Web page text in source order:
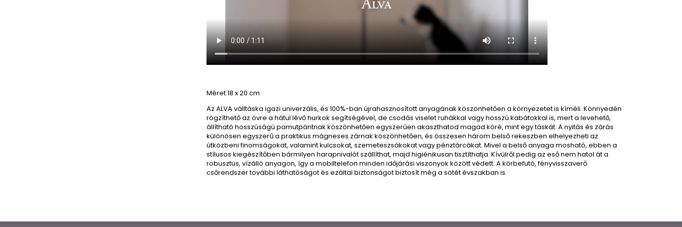
Méret:18 x 20 cm
Az ALVA válltáska igazi univerzális, és 100%-ban újrahasznosított anyagának köszönhetően a környezetet is kíméli. Könnyedén
rögzíthető az övre a hátul lévő hurkok segítségével, de csodás viselet ruhákkal vagy hosszú kabátokkal is, mert a levehető,
állítható hosszúságú pamutpántnak köszönhetően egyszerűen akaszthatod magad köré, mint egy táskát. A nyitás és zárás
különösen egyszerű a praktikus mágneses zárnak köszönhetően, és összesen három belső rekeszben elhelyezheti az
útközbeni finomságokat, valamint kulcsokat, szemeteszsákokat vagy pénztárcákat. Mivel a belső anyaga mosható, ebben a
stílusos kiegészítőben bármilyen harapnivalót szállíthat, majd higiénikusan tisztíthatja. Kívülről pedig az eső nem hatol át a
robusztus, vízálló anyagon, így a mobiltelefon minden időjárási viszonyok között védett. A körbefutó, fényvisszaverő
csőrendszer további láthatóságot és ezáltal biztonságot biztosít még a sötét évszakban is.